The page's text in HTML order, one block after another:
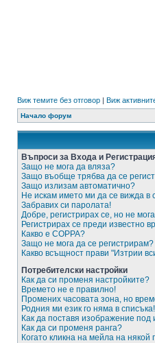
Виж темите без отговор | Виж
Начало форум
Въпроси за Входа и
Защо не мога да вляза?
Защо въобще трябва да се
Защо излизам автоматично?
Не искам името ми да се вижда в
Забравих си паролата!
Добре, регистрирах се, но не
Регистрирах се преди известно
Какво е COPPA?
Защо не мога да се регистрирам?
Какво всъщност прави "Изтрии
Потребителски настройки
Как да си променя настройките?
Времето не е правилно!
Промених часовата зона, но
Родния ми език го няма в списъка!
Как да поставя изображение под
Как да си променя ранга?
Когато кликна на мейла на